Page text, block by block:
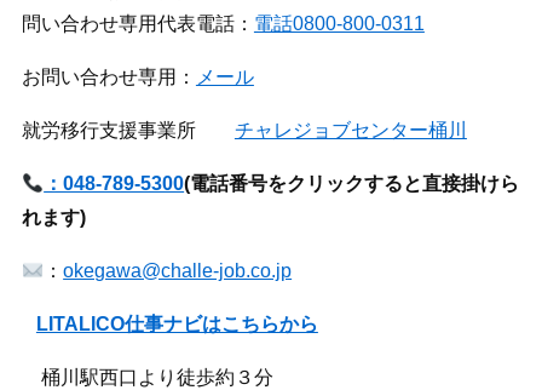
問い合わせ専用代表電話： 電話0800-800-0311
お問い合わせ専用： メール
就労移行支援事業所 チャレジョブセンター桶川
：048-789-5300(電話番号をクリックすると直接掛けら
れます)
：okegawa@challe-job.co.jp
LITALICO仕事ナビはこちらから
桶川駅西口より徒歩約３分